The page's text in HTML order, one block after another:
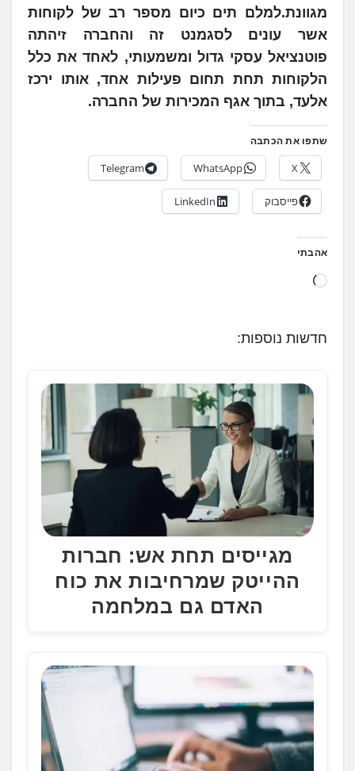
מגוונת.למלם תים כיום מספר רב של לקוחות
אשר עונים לסגמנט זה והחברה זיהתה
פוטנציאל עסקי גדול ומשמעותי, לאחד את כלל
הלקוחות תחת תחום פעילות אחד, אותו ירכז
אלעד, בתוך אגף המכירות של החברה.
שתפו את הכתבה
X
WhatsApp
Telegram
פייסבוק LinkedIn
אהבתי
ט
.
חדשות נוספות:
מגייסים תחת אש: חברות
ההייטק שמרחיבות את כוח
האדם גם במלחמה